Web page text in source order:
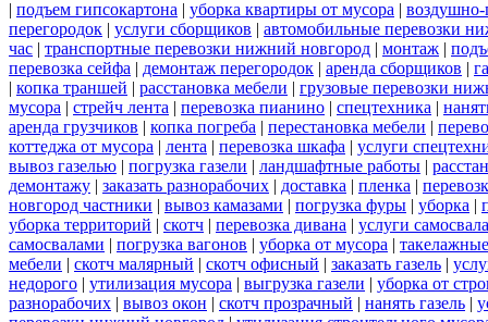
| подъем гипсокартона | уборка квартиры от мусора | воздушно-
перегородок | услуги сборщиков | автомобильные перевозки
час | транспортные перевозки нижний новгород | монтаж |
перевозка сейфа | демонтаж перегородок | аренда сборщиков |
| копка траншей | расстановка мебели | грузовые перевозки
мусора | стрейч лента | перевозка пианино | спецтехника |
аренда грузчиков | копка погреба | перестановка мебели |
коттеджа от мусора | лента | перевозка шкафа | услуги
вывоз газелью | погрузка газели | ландшафтные работы |
демонтажу | заказать разнорабочих | доставка | пленка |
новгород частники | вывоз камазами | погрузка фуры | уборка |
уборка территорий | скотч | перевозка дивана | услуги самосвала
самосвалами | погрузка вагонов | уборка от мусора |
мебели | скотч малярный | скотч офисный | заказать газель |
недорого | утилизация мусора | выгрузка газели | уборка от
разнорабочих | вывоз окон | скотч прозрачный | нанять газель |